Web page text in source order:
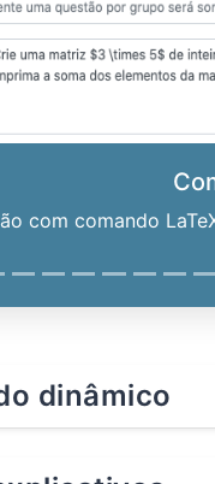
com comando
dinâmico